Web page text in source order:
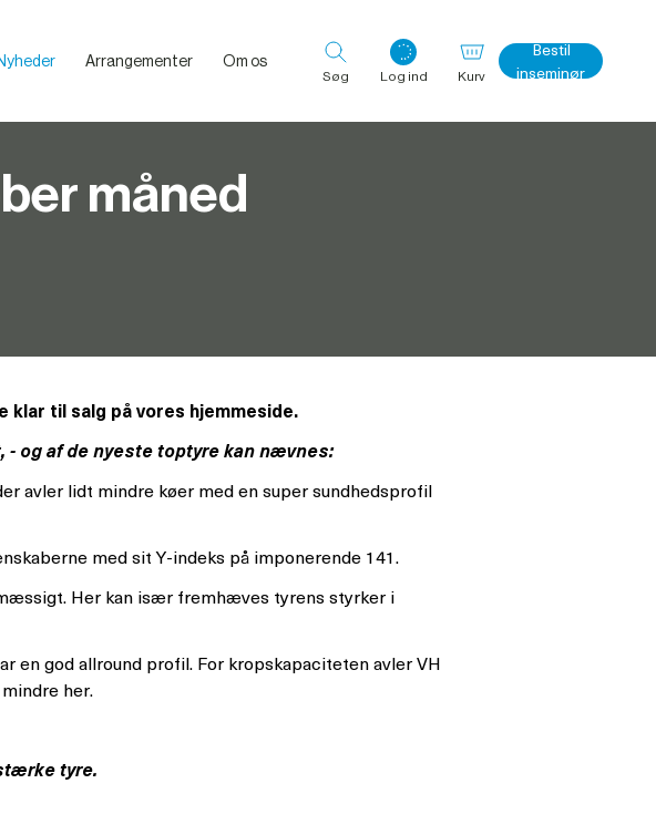
Arrangementer Om os
Søg Log ind Kurv
Bestil
inseminør
måned
til salg på vores hjemmeside.
og af de nyeste toptyre kan nævnes:
avler lidt mindre køer med en super sundhedsprofil
med sit Y-indeks på imponerende 141.
Her kan især fremhæves tyrens styrker i
en god allround profil. For kropskapaciteten avler VH
her.
tyre.